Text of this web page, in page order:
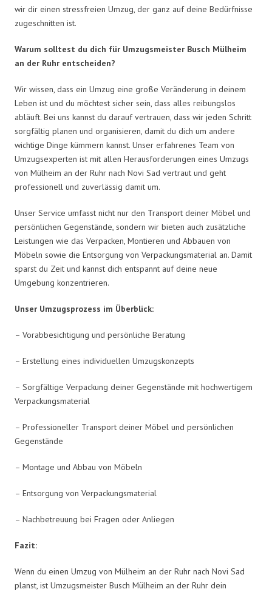
wir dir einen stressfreien Umzug, der ganz auf deine Bedürfnisse
zugeschnitten ist.
Warum solltest du dich für Umzugsmeister Busch Mülheim
an der Ruhr entscheiden?
Wir wissen, dass ein Umzug eine große Veränderung in deinem
Leben ist und du möchtest sicher sein, dass alles reibungslos
abläuft. Bei uns kannst du darauf vertrauen, dass wir jeden Schritt
sorgfältig planen und organisieren, damit du dich um andere
wichtige Dinge kümmern kannst. Unser erfahrenes Team von
Umzugsexperten ist mit allen Herausforderungen eines Umzugs
von Mülheim an der Ruhr nach Novi Sad vertraut und geht
professionell und zuverlässig damit um.
Unser Service umfasst nicht nur den Transport deiner Möbel und
persönlichen Gegenstände, sondern wir bieten auch zusätzliche
Leistungen wie das Verpacken, Montieren und Abbauen von
Möbeln sowie die Entsorgung von Verpackungsmaterial an. Damit
sparst du Zeit und kannst dich entspannt auf deine neue
Umgebung konzentrieren.
Unser Umzugsprozess im Überblick:
– Vorabbesichtigung und persönliche Beratung
– Erstellung eines individuellen Umzugskonzepts
– Sorgfältige Verpackung deiner Gegenstände mit hochwertigem
Verpackungsmaterial
– Professioneller Transport deiner Möbel und persönlichen
Gegenstände
– Montage und Abbau von Möbeln
– Entsorgung von Verpackungsmaterial
– Nachbetreuung bei Fragen oder Anliegen
Fazit:
Wenn du einen Umzug von Mülheim an der Ruhr nach Novi Sad
planst, ist Umzugsmeister Busch Mülheim an der Ruhr dein